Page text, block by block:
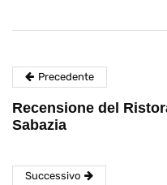
Precedente
Recensione del
Sabazia
Successivo